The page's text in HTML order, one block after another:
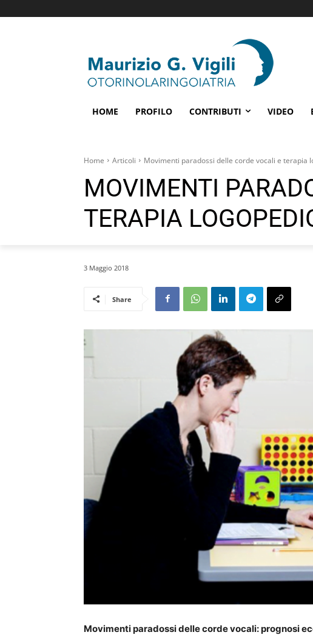
HOME PROFILO CONTRIBUTI VIDEO
Home Articoli Movimenti paradossi delle corde vocali e terapia
MOVIMENTI
TERAPIA
3 Maggio 2018
Share
Movimenti paradossi delle corde vocali: prognosi